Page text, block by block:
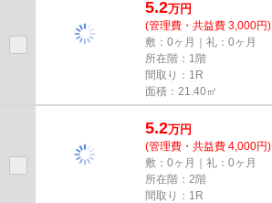
5.2万円
(管理費・共益費 3,000円)
敷：0ヶ月｜礼：0ヶ月
所在階：1階
間取り：1R
面積：21.40㎡
5.2万円
(管理費・共益費 4,000円)
敷：0ヶ月｜礼：0ヶ月
所在階：2階
間取り：1R